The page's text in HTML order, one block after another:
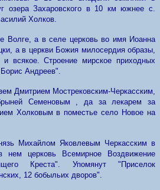
озера Захаровского в 10 км южнее с.
Холков.
Волге, а в селе церковь во имя Иоанна
а в церкви Божия милосердия образы,
всякое. Строение мирское приходных
Андреев".
Дмитрием Мострековским-Черкасским,
Семеновым , да за лекарем за
Холковым в поместье село Новое на
Михайлом Яковлевым Черкасским в
церковь Всемирное Воздвижение
Креста". Упомянут "Приселок
12 бобыльих дворов".